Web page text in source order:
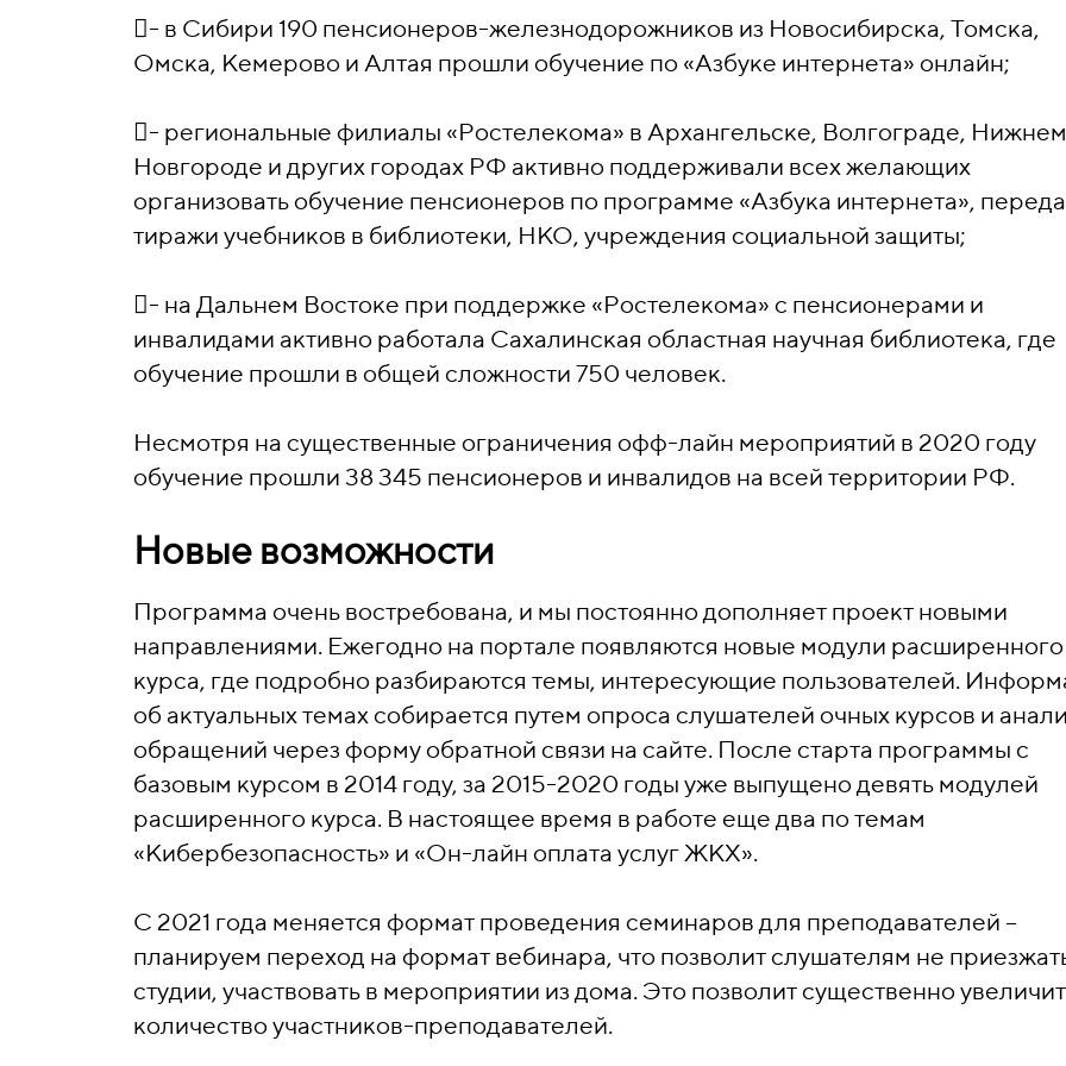
- в Сибири 190 пенсионеров-железнодорожников из Новосибирска, Томска,
Омска, Кемерово и Алтая прошли обучение по «Азбуке интернета» онлайн;
- региональные филиалы «Ростелекома» в Архангельске, Волгограде, Нижнем
Новгороде и других городах РФ активно поддерживали всех желающих
организовать обучение пенсионеров по программе «Азбука интернета»,
тиражи учебников в библиотеки, НКО, учреждения социальной защиты;
- на Дальнем Востоке при поддержке «Ростелекома» с пенсионерами и
инвалидами активно работала Сахалинская областная научная библиотека, где
обучение прошли в общей сложности 750 человек.
Несмотря на существенные ограничения офф-лайн мероприятий в 2020 году
обучение прошли 38 345 пенсионеров и инвалидов на всей территории РФ.
Новые возможности
Программа очень востребована, и мы постоянно дополняет проект новыми
направлениями. Ежегодно на портале появляются новые модули расширенного
курса, где подробно разбираются темы, интересующие пользователей.
об актуальных темах собирается путем опроса слушателей очных курсов и
обращений через форму обратной связи на сайте. После старта программы с
базовым курсом в 2014 году, за 2015-2020 годы уже выпущено девять модулей
расширенного курса. В настоящее время в работе еще два по темам
«Кибербезопасность» и «Он-лайн оплата услуг ЖКХ».
С 2021 года меняется формат проведения семинаров для преподавателей –
планируем переход на формат вебинара, что позволит слушателям не
студии, участвовать в мероприятии из дома. Это позволит существенно
количество участников-преподавателей.